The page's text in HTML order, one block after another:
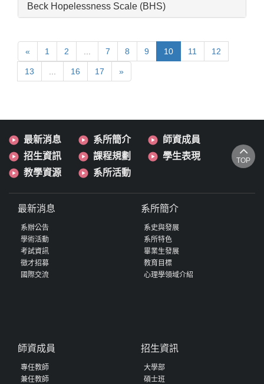
Beck Hopelessness Scale (BHS)
« 1 2 7 8 9 10 11 12
13 16 17 »
最新消息 系所簡介
師資成員
招生資訊
課程規劃
學生表現
教學資源
系所活動
TOP
最新消息
系辦公告
學術活動
考試資訊
徵才招募
國際交流
系所簡介
系史與發展
系所特色
畢業生發展
教育目標
心理學領域介紹
師資成員
專任教師
兼任教師
招生資訊
大學部
碩士班